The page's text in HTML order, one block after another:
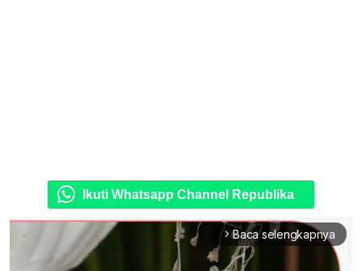
Ikuti Whatsapp Channel Republika
arrow_forward_ios Baca selengkapnya